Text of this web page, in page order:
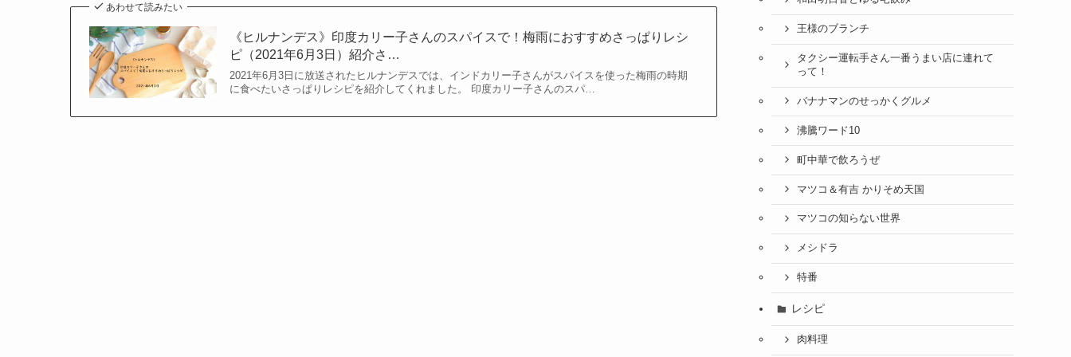
あわせて読みたい
《ヒルナンデス》印度カリー子さんのスパイスで！梅雨におすすめさっぱりレシ
ピ（2021年6月3日）紹介さ…
2021年6月3日に放送されたヒルナンデスでは、インドカリー子さんがスパイスを使った梅雨の時期
に食べたいさっぱりレシピを紹介してくれました。 印度カリー子さんのスパ…
王様のブランチ
タクシー運転手さん一番うまい店に連れて
って！
バナナマンのせっかくグルメ
沸騰ワード10
町中華で飲ろうぜ
マツコ＆有吉 かりそめ天国
マツコの知らない世界
メシドラ
特番
レシピ
肉料理